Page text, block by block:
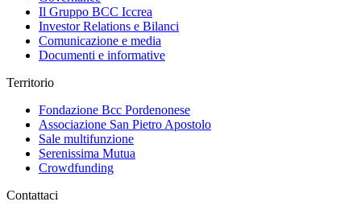
Il Gruppo BCC Iccrea
Investor Relations e Bilanci
Comunicazione e media
Documenti e informative
Territorio
Fondazione Bcc Pordenonese
Associazione San Pietro Apostolo
Sale multifunzione
Serenissima Mutua
Crowdfunding
Contattaci